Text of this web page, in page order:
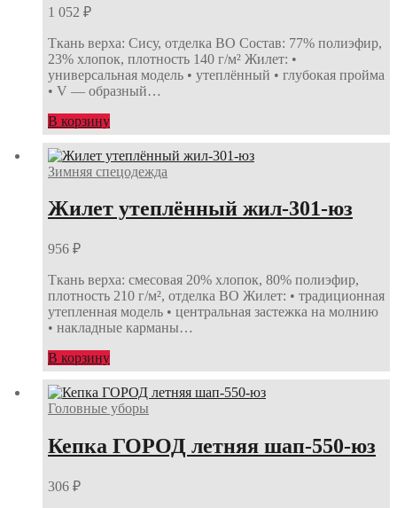
1 052 ₽
Ткань верха: Сису, отделка ВО Состав: 77% полиэфир,
23% хлопок, плотность 140 г/м² Жилет: •
универсальная модель • утеплённый • глубокая пройма
• V — образный…
В корзину
Зимняя спецодежда
Жилет утеплённый жил-301-юз
956 ₽
Ткань верха: смесовая 20% хлопок, 80% полиэфир,
плотность 210 г/м², отделка ВО Жилет: • традиционная
утепленная модель • центральная застежка на молнию
• накладные карманы…
В корзину
Головные уборы
Кепка ГОРОД летняя шап-550-юз
306 ₽